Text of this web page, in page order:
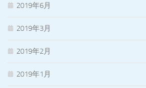
2019年6月
2019年3月
2019年2月
2019年1月